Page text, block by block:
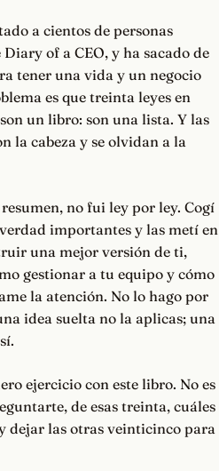
a cientos de personas
of a CEO, y ha sacado de
tener una vida y un negocio
es que treinta leyes en
un libro: son una lista. Y las
la cabeza y se olvidan a la
no fui ley por ley. Cogí
importantes y las metí en
una mejor versión de ti,
gestionar a tu equipo y cómo
la atención. No lo hago por
idea suelta no la aplicas; una
ejercicio con este libro. No es
de esas treinta, cuáles
dejar las otras veinticinco para